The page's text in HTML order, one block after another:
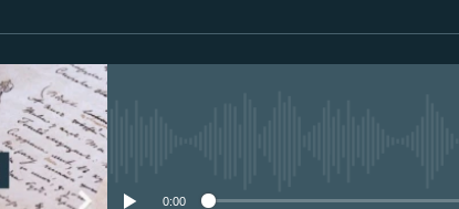
CastBox
0:00